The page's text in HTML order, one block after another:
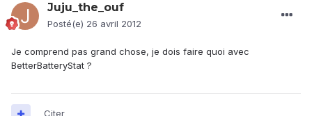
Juju_the_ouf
Posté(e) 26 avril 2012
Je comprend pas grand chose, je dois faire quoi avec
BetterBatteryStat ?
Citer